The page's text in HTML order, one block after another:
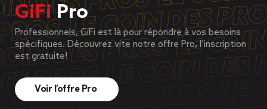
GiFiPro
Professionnels, GiFi est là pour répondre à vos besoins
spécifiques. Découvrez vite notre offre Pro, l’inscription
est gratuite!
Voir l’offre Pro